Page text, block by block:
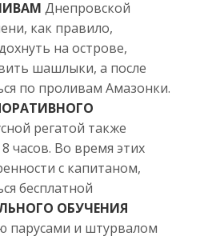
Днепровской
как правило,
на острове,
шашлыки, а после
по проливам Амазонки.
регатой также
часов. Во время этих
с капитаном,
бесплатной
ОБУЧЕНИЯ
парусами и штурвалом